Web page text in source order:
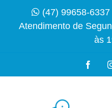
(47) 99658-6337
Atendimento de
às